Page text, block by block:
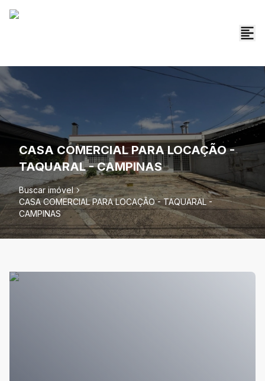
CASA COMERCIAL PARA LOCAÇÃO -
TAQUARAL - CAMPINAS
Buscar imóvel
CASA COMERCIAL PARA LOCAÇÃO - TAQUARAL -
CAMPINAS